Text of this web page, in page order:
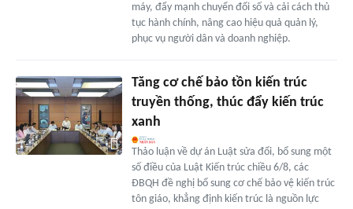
máy, đẩy mạnh chuyển đổi số và cải cách thủ
tục hành chính, nâng cao hiệu quả quản lý,
phục vụ người dân và doanh nghiệp.
Tăng cơ chế bảo tồn kiến trúc
truyền thống, thúc đẩy kiến trúc
xanh
Thảo luận về dự án Luật sửa đổi, bổ sung một
số điều của Luật Kiến trúc chiều 6/8, các
ĐBQH đề nghị bổ sung cơ chế bảo vệ kiến trúc
tôn giáo, khẳng định kiến trúc là nguồn lực